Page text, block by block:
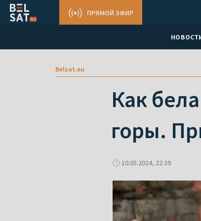
ПРЯМОЙ ЭФИР
Belsat.eu
Как
горы.
10.05.2024, 22:39